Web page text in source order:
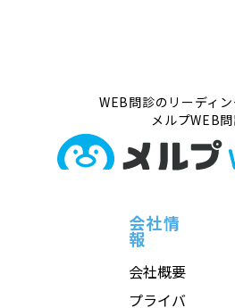
WEB問診のリーディ
メルプWEB
会社情
報
会社概要
プライバ